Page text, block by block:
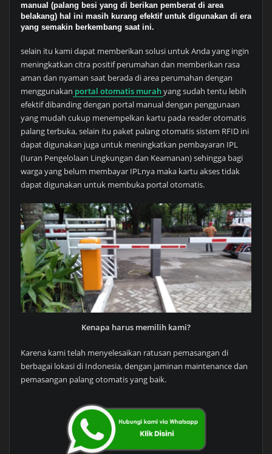
manual (palang besi yang di berikan pemberat di area
belakang) hal ini masih kurang efektif untuk digunakan di era
yang semakin berkembang saat ini.
selain itu kami dapat memberikan solusi untuk Anda yang ingin
meningkatkan citra positif perumahan dan memberikan rasa
aman dan nyaman saat berada di area perumahan dengan
menggunakan portal otomatis murahyang sudah tentu lebih
efektif dibanding dengan portal manual dengan penggunaan
yang mudah cukup menempelkan kartu pada reader otomatis
palang terbuka, selain itu paket palang otomatis sistem RFID ini
dapat digunakan juga untuk meningkatkan pembayaran IPL
(Iuran Pengelolaan Lingkungan dan Keamanan) sehingga bagi
warga yang belum membayar IPLnya maka kartu akses tidak
dapat digunakan untuk membuka portal otomatis.
Kenapa harus memilih kami?
Karena kami telah menyelesaikan ratusan pemasangan di
berbagai lokasi di Indonesia, dengan jaminan maintenance dan
pemasangan palang otomatis yang baik.